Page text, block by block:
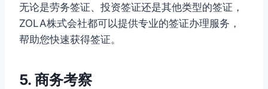
无论是劳务签证、投资签证还是其他类型的签证，
ZOLA株式会社都可以提供专业的签证办理服务，
帮助您快速获得签证。
5. 商务考察